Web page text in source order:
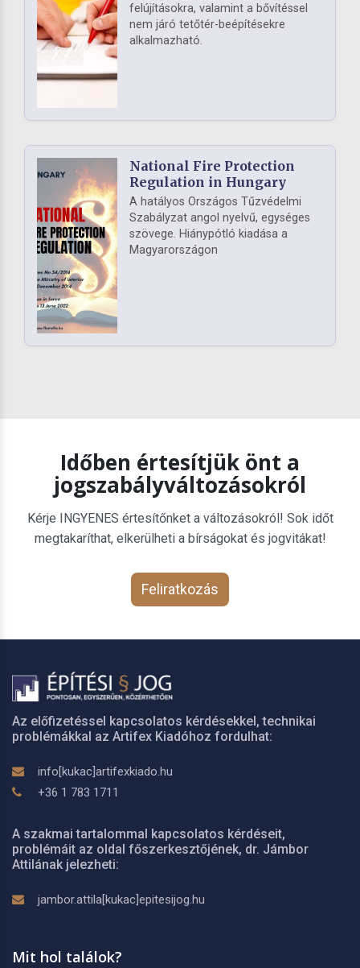
felújításokra, valamint a bővítéssel
nem járó tetőtér-beépítésekre
alkalmazható.
National Fire Protection
Regulation in Hungary
A hatályos Országos Tűzvédelmi
Szabályzat angol nyelvű, egységes
szövege. Hiánypótló kiadása a
Magyarországon
Időben értesítjük önt a
jogszabályváltozásokról
Kérje INGYENES értesítőnket a változásokról! Sok időt
megtakaríthat, elkerülheti a bírságokat és jogvitákat!
Feliratkozás
Az előfizetéssel kapcsolatos kérdésekkel, technikai
problémákkal az Artifex Kiadóhoz fordulhat:
info[kukac]artifexkiado.hu
+36 1 783 1711
A szakmai tartalommal kapcsolatos kérdéseit,
problémáit az oldal főszerkesztőjének, dr. Jámbor
Attilának jelezheti:
jambor.attila[kukac]epitesijog.hu
Mit hol találok?